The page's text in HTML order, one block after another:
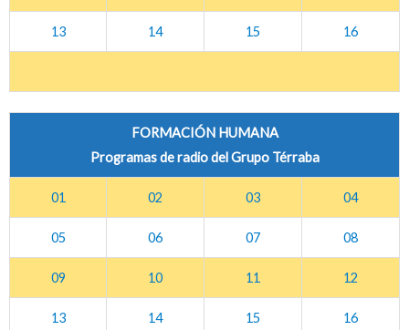
13 14 15 16
FORMACIÓN HUMANA
Programas de radio del Grupo Térraba
01 02 03 04
05 06 07 08
09 10 11 12
13 14 15 16